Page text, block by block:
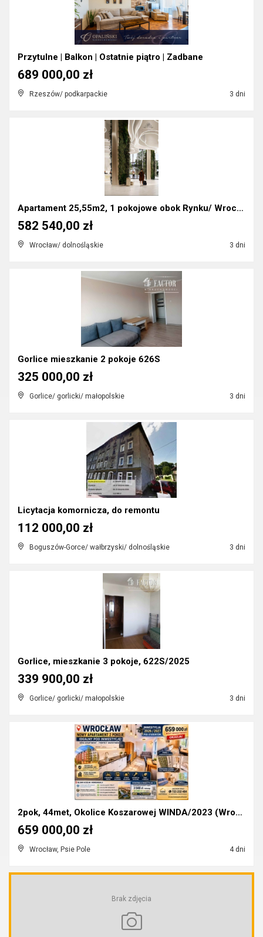
Przytulne | Balkon | Ostatnie piątro | Zadbane
Rzeszów/ podkarpackie 3 dni
689 000,00 zł
Apartament 25,55m2, 1 pokojowe obok Rynku/ Wrocław...
Wrocław/ dolnośląskie 3 dni
582 540,00 zł
Gorlice mieszkanie 2 pokoje 626S
Gorlice/ gorlicki/ małopolskie 3 dni
325 000,00 zł
Licytacja komornicza, do remontu
Boguszów-Gorce/ wałbrzyski/ dolnośląskie 3 dni
112 000,00 zł
Gorlice, mieszkanie 3 pokoje, 622S/2025
Gorlice/ gorlicki/ małopolskie 3 dni
339 900,00 zł
2pok, 44met, Okolice Koszarowej WINDA/2023 (Wrocła...
Wrocław, Psie Pole 4 dni
659 000,00 zł
Brak zdjęcia